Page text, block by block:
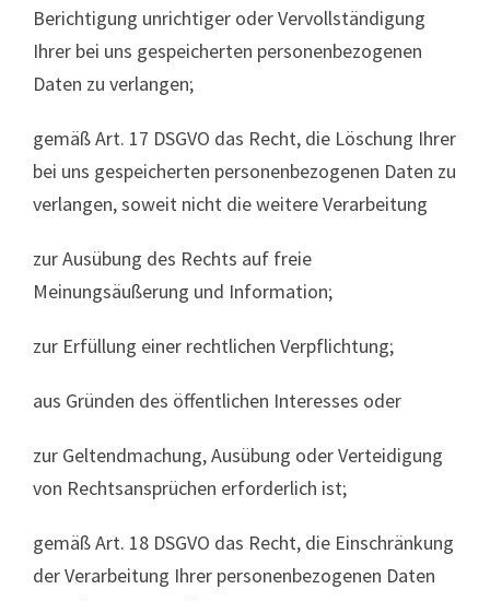
Berichtigung unrichtiger oder Vervollständigung
Ihrer bei uns gespeicherten personenbezogenen
Daten zu verlangen;
gemäß Art. 17 DSGVO das Recht, die Löschung Ihrer
bei uns gespeicherten personenbezogenen Daten zu
verlangen, soweit nicht die weitere Verarbeitung
zur Ausübung des Rechts auf freie
Meinungsäußerung und Information;
zur Erfüllung einer rechtlichen Verpflichtung;
aus Gründen des öffentlichen Interesses oder
zur Geltendmachung, Ausübung oder Verteidigung
von Rechtsansprüchen erforderlich ist;
gemäß Art. 18 DSGVO das Recht, die Einschränkung
der Verarbeitung Ihrer personenbezogenen Daten